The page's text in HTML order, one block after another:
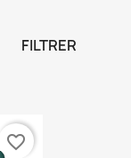
FILTRER
favorite_border